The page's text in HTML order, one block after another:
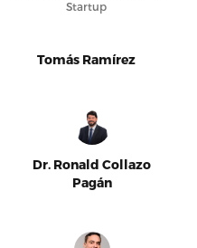
Startup
Tomás Ramírez
Dr. Ronald Collazo
Pagán